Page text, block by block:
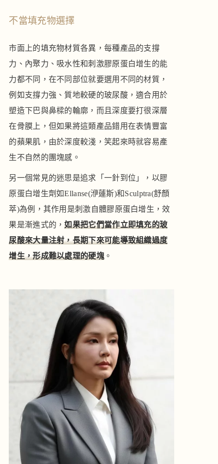
不當填充物選擇
市面上的填充物材質各異，每種產品的支撐
力、內聚力、吸水性和刺激膠原蛋白增生的能
力都不同，在不同部位就要選用不同的材質，
例如支撐力強、質地較硬的玻尿酸，適合用於
塑造下巴與鼻樑的輪廓，而且深度要打很深層
在骨膜上，但如果將這類產品錯用在表情豐富
的蘋果肌，由於深度較淺，笑起來時就容易產
生不自然的團塊感。
另一個常見的迷思是追求「一針到位」，以膠
原蛋白增生劑如Ellanse(洢蓮斯)和Sculptra(舒顏
萃)為例，其作用是刺激自體膠原蛋白增生，效
果是漸進式的，如果把它們當作立即填充的玻
尿酸來大量注射，長期下來可能導致組織過度
增生，形成難以處理的硬塊。